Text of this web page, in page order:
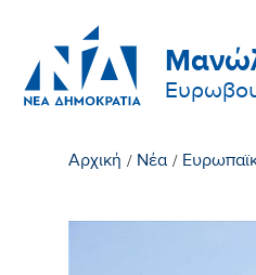
Αρχική / Νέα /